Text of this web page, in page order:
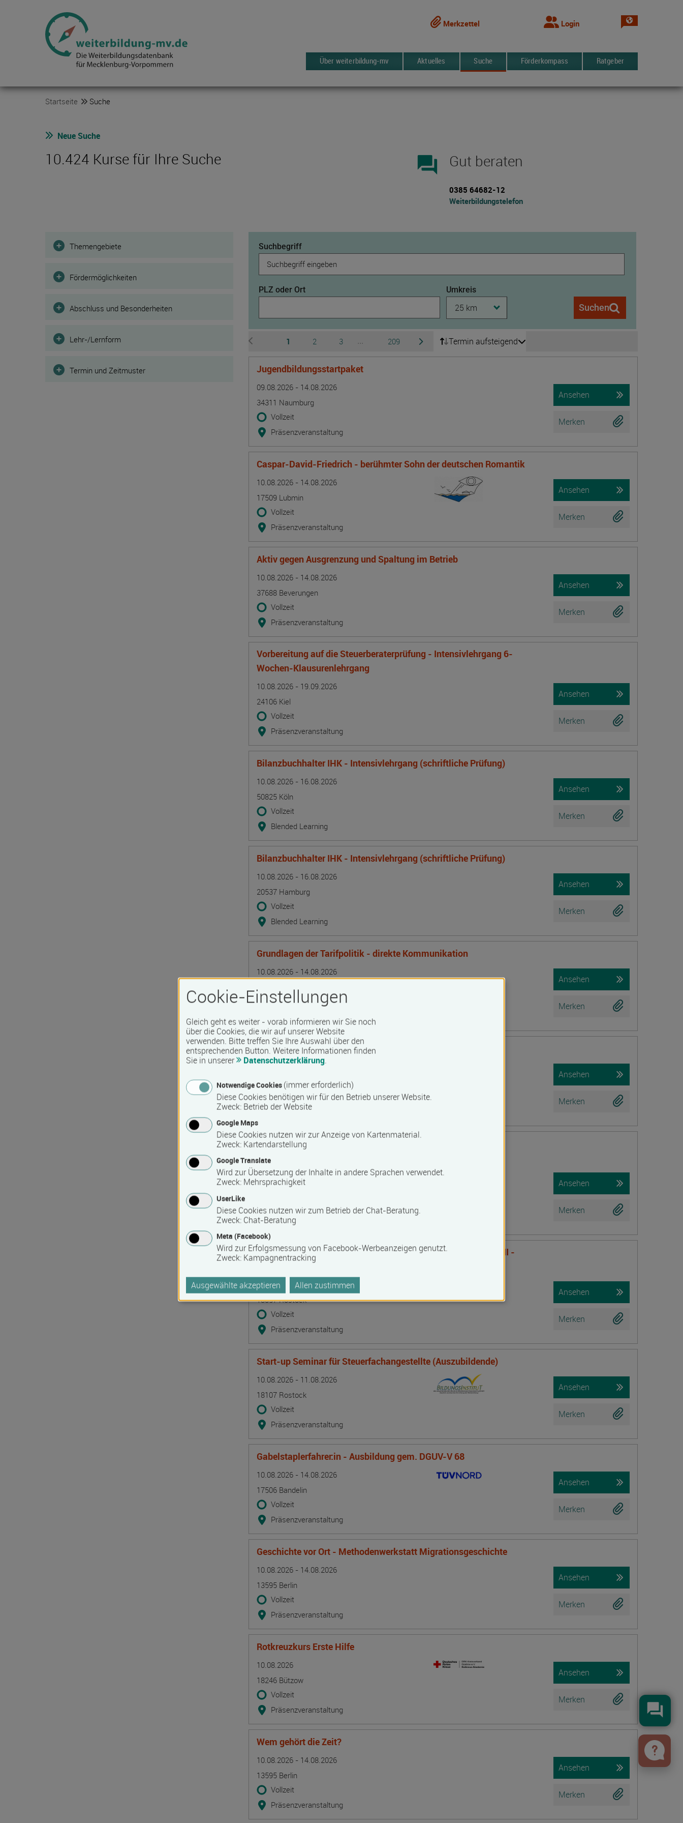
Merkzettel Login Sprache
Über weiterbildung-mv Aktuelles Suche Förderkompass Ratgeber
Startseite Suche
Neue Suche
10.424 Kurse für Ihre Suche forum Gut beraten
0385 64682-12
Weiterbildungstelefon
Suchbegriff
PLZ oder Ort Umkreis
25 km Suchen
Filter
Themengebiete
Fördermöglichkeiten
Abschluss und Besonderheiten
Lehr-/Lernform
Termin und Zeitmuster
zur vorherigen Seite wechseln
Seite
1 Seite
2 Seite
3
...
Seite
209 zur nächsten Seite wechseln
Termin aufsteigend
Jugendbildungsstartpaket
09.08.2026 - 14.08.2026
34311 Naumburg
Vollzeit
Präsenzveranstaltung
Ansehen
Merken
Caspar-David-Friedrich - berühmter Sohn der deutschen Romantik
10.08.2026 - 14.08.2026
17509 Lubmin
Vollzeit
Präsenzveranstaltung
Ansehen
Merken
Aktiv gegen Ausgrenzung und Spaltung im Betrieb
10.08.2026 - 14.08.2026
37688 Beverungen
Vollzeit
Präsenzveranstaltung
Ansehen
Merken
Vorbereitung auf die Steuerberaterprüfung - Intensivlehrgang 6-
Wochen-Klausurenlehrgang
10.08.2026 - 19.09.2026
24106 Kiel
Vollzeit
Präsenzveranstaltung
Ansehen
Merken
Bilanzbuchhalter IHK - Intensivlehrgang (schriftliche Prüfung)
10.08.2026 - 16.08.2026
50825 Köln
Vollzeit
Blended Learning
Ansehen
Merken
Bilanzbuchhalter IHK - Intensivlehrgang (schriftliche Prüfung)
10.08.2026 - 16.08.2026
20537 Hamburg
Vollzeit
Blended Learning
Ansehen
Merken
Grundlagen der Tarifpolitik - direkte Kommunikation
10.08.2026 - 14.08.2026
13595 Berlin
Vollzeit
Präsenzveranstaltung
Ansehen
Merken
Lagerarbeiter/in
Termin
10.08.2026 - 25.09.2026
Ort
17506 Bandelin
Zeitmuster
Vollzeit
Lehr- und Lernform
Präsenzveranstaltung
Ansehen
Merken
Lehmbaupraxis Traditionelle Techniken. Baustoff Lehm,
Ausfachungstechniken und Leichtlehm-Innendämmung
Termin
10.08.2026 - 12.08.2026
Ort
Zeitmuster
Vollzeit
Lehr- und Lernform
Präsenzveranstaltung
Ansehen
Merken
Deeskalation durch Kommunikation - DeeskalationsTraining II -
DeTrain II
Termin
10.08.2026 - 11.08.2026
Ort
18057 Rostock
Zeitmuster
Vollzeit
Lehr- und Lernform
Präsenzveranstaltung
Ansehen
Merken
Start-up Seminar für Steuerfachangestellte (Auszubildende)
10.08.2026 - 11.08.2026
18107 Rostock
Vollzeit
Präsenzveranstaltung
Ansehen
Merken
Gabelstaplerfahrer:in - Ausbildung gem. DGUV-V 68
10.08.2026 - 14.08.2026
17506 Bandelin
Vollzeit
Präsenzveranstaltung
Ansehen
Merken
Geschichte vor Ort - Methodenwerkstatt Migrationsgeschichte
10.08.2026 - 14.08.2026
13595 Berlin
Vollzeit
Präsenzveranstaltung
Ansehen
Merken
Rotkreuzkurs Erste Hilfe
10.08.2026
18246 Bützow
Vollzeit
Präsenzveranstaltung
Ansehen
Merken
Wem gehört die Zeit?
10.08.2026 - 14.08.2026
13595 Berlin
Vollzeit
Präsenzveranstaltung
Ansehen
Merken
Cookie-Einstellungen
Gleich geht es weiter - vorab informieren wir Sie noch
über die Cookies, die wir auf unserer Website
verwenden. Bitte treffen Sie Ihre Auswahl über den
entsprechenden Button. Weitere Informationen finden
Sie in unserer
Datenschutzerklärung.
Notwendige Cookies (immer erforderlich)
Diese Cookies benötigen wir für den Betrieb unserer Website.
Zweck: Betrieb der Website
Google Maps
Diese Cookies nutzen wir zur Anzeige von Kartenmaterial.
Zweck: Kartendarstellung
Google Translate
Wird zur Übersetzung der Inhalte in andere Sprachen verwendet.
Zweck: Mehrsprachigkeit
UserLike
Diese Cookies nutzen wir zum Betrieb der Chat-Beratung.
Zweck: Chat-Beratung
Meta (Facebook)
Wird zur Erfolgsmessung von Facebook-Werbeanzeigen genutzt.
Zweck: Kampagnentracking
Ausgewählte akzeptieren Allen zustimmen